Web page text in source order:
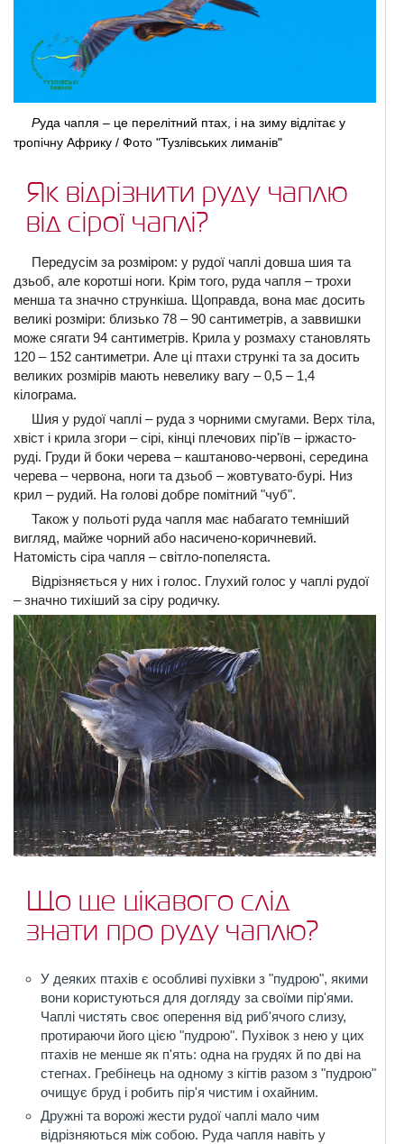
Руда чапля – це перелітний птах, і на зиму відлітає у
тропічну Африку / Фото "Тузлівських лиманів"
Як відрізнити руду чаплю
від сірої чаплі?
Передусім за розміром: у рудої чаплі довша шия та
дзьоб, але коротші ноги. Крім того, руда чапля – трохи
менша та значно стрункіша. Щоправда, вона має досить
великі розміри: близько 78 – 90 сантиметрів, а заввишки
може сягати 94 сантиметрів. Крила у розмаху становлять
120 – 152 сантиметри. Але ці птахи стрункі та за досить
великих розмірів мають невелику вагу – 0,5 – 1,4
кілограма.
Шия у рудої чаплі – руда з чорними смугами. Верх тіла,
хвіст і крила згори – сірі, кінці плечових пір'їв – іржасто-
руді. Груди й боки черева – каштаново-червоні, середина
черева – червона, ноги та дзьоб – жовтувато-бурі. Низ
крил – рудий. На голові добре помітний "чуб".
Також у польоті руда чапля має набагато темніший
вигляд, майже чорний або насичено-коричневий.
Натомість сіра чапля – світло-попеляста.
Відрізняється у них і голос. Глухий голос у чаплі рудої
– значно тихіший за сіру родичку.
Що ще цікавого слід
знати про руду чаплю?
У деяких птахів є особливі пухівки з "пудрою", якими
вони користуються для догляду за своїми пір'ями.
Чаплі чистять своє оперення від риб'ячого слизу,
протираючи його цією "пудрою". Пухівок з нею у цих
птахів не менше як п'ять: одна на грудях й по дві на
стегнах. Гребінець на одному з кігтів разом з "пудрою"
очищує бруд і робить пір'я чистим і охайним.
Дружні та ворожі жести рудої чаплі мало чим
відрізняються між собою. Руда чапля навіть у